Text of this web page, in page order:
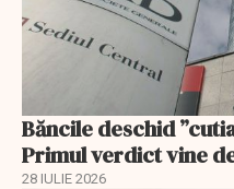
Băncile deschid
Primul verdict vine
28 IULIE 2026